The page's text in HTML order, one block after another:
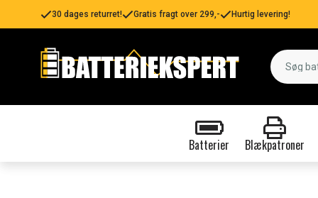
30 dages returret! Gratis fragt over 299,- Hurtig levering!
Batterier Blækpatroner